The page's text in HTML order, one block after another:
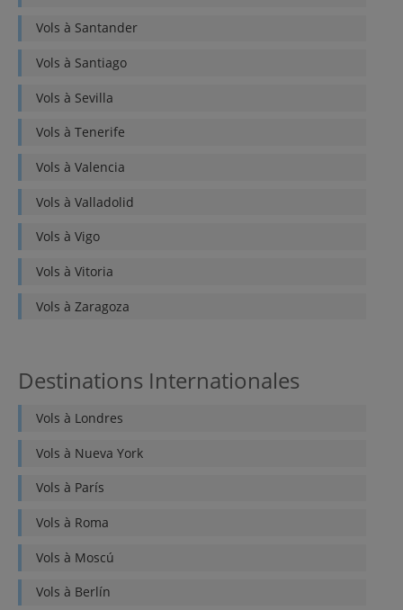
Vols à Santander
Vols à Santiago
Vols à Sevilla
Vols à Tenerife
Vols à Valencia
Vols à Valladolid
Vols à Vigo
Vols à Vitoria
Vols à Zaragoza
Destinations Internationales
Vols à Londres
Vols à Nueva York
Vols à París
Vols à Roma
Vols à Moscú
Vols à Berlín